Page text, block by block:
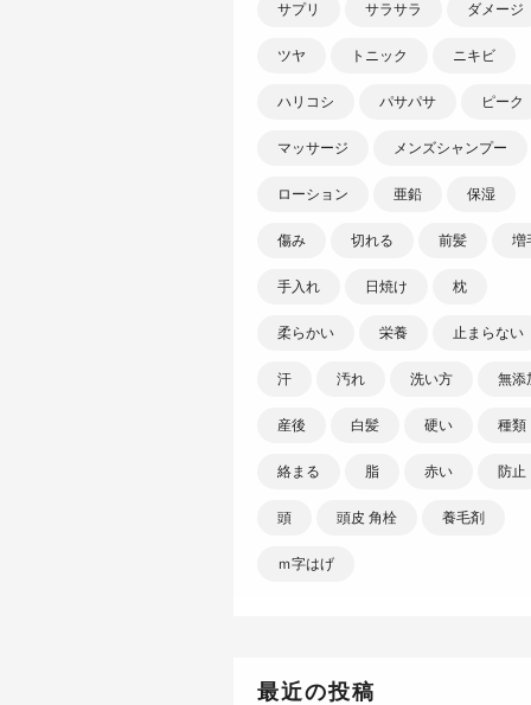
サプリ サラサラ ダメージ
ツヤ トニック ニキビ
ハリコシ パサパサ ピーク
マッサージ メンズシャンプー
ローション 亜鉛 保湿
傷み 切れる 前髪 増
手入れ 日焼け 枕
柔らかい 栄養 止まらない
汗 汚れ 洗い方 無添
産後 白髪 硬い 種類
絡まる 脂 赤い 防止
頭 頭皮 角栓 養毛剤
ｍ字はげ
最近の投稿